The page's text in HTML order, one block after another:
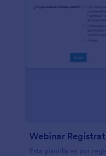
Webinar
Esta plantilla es por